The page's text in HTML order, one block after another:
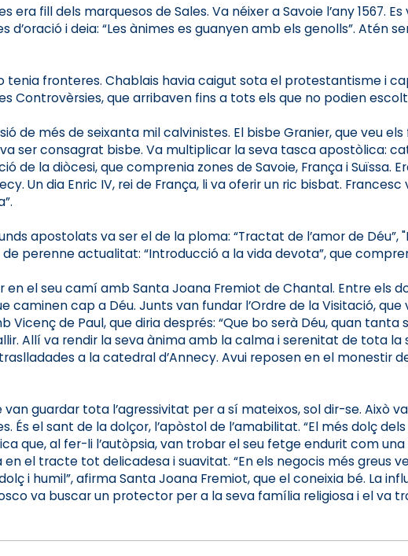
era fill dels marquesos de Sales. Va néixer a Savoie l’any 1567.
d’oració i deia: “Les ànimes es guanyen amb els genolls”. Atén
tenia fronteres. Chablais havia caigut sota el protestantisme i
Controvèrsies, que arribaven fins a tots els que no podien
de més de seixanta mil calvinistes. El bisbe Granier, que veu
va ser consagrat bisbe. Va multiplicar la seva tasca apostòlica:
de la diòcesi, que comprenia zones de Savoie, França i
Un dia Enric IV, rei de França, li va oferir un ric bisbat.
apostolats va ser el de la ploma: “Tractat de l’amor de Déu”,
de perenne actualitat: “Introducció a la vida devota”, que
en el seu camí amb Santa Joana Fremiot de Chantal. Entre els
caminen cap a Déu. Junts van fundar l’Ordre de la Visitació,
Vicenç de Paul, que diria després: “Que bo serà Déu, quan tanta
Allí va rendir la seva ànima amb la calma i serenitat de tota la
a la catedral d’Annecy. Avui reposen en el monestir
van guardar tota l’agressivitat per a sí mateixos, sol dir-se. Això
És el sant de la dolçor, l’apòstol de l’amabilitat. “El més dolç
que, al fer-li l’autòpsia, van trobar el seu fetge endurit com
el tracte tot delicadesa i suavitat. “En els negocis més greus
i humil”, afirma Santa Joana Fremiot, que el coneixia bé. La
va buscar un protector per a la seva família religiosa i el va